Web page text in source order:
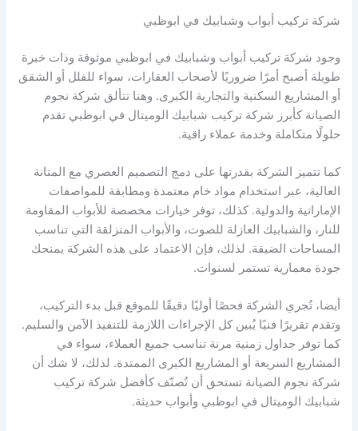
شركة تركيب أبواب وشبابيك في ابوظبي
وجود شركة تركيب أبواب وشبابيك في ابوظبي موثوقة وذات خبرة
طويلة أصبح أمرًا ضروريًا لأصحاب العقارات، سواء للفلل أو الشقق
أو المشاريع السكنية والتجارية الكبرى. وهنا تتألق شركة نجوم
الصيانة كأبرز شركة تركيب شبابيك الوميتال في ابوظبي تقدم
حلولًا متكاملة وخدمة عملاء راقية.
كما تتميز الشركة بقدرتها على دمج التصميم العصري مع المتانة
العالية، عبر استخدام مواد خام معتمدة ومطابقة للمواصفات
الإماراتية والدولية. كذلك، توفر خيارات مخصصة للأبواب المقاومة
للنار، والشبابيك العازلة للصوت، والأبواب المنزلقة التي تناسب
المساحات الضيقة. لذلك، فإن الاعتماد على هذه الشركة يمنحك
جودة معمارية تستمر لسنوات.
أيضا، تُجري الشركة فحصًا أوليًا دقيقًا للموقع قبل بدء التركيب،
وتقدم تقريرًا فنيًا يُبين كل الإجراءات اللازمة للتنفيذ الآمن والسليم.
كما توفر جداول زمنية مرنة تناسب جميع العملاء، سواء في
المشاريع السريعة أو المشاريع الكبرى الممتدة. لذلك، لا شك أن
شركة نجوم الصيانة تستحق أن تُصنّف كأفضل شركة تركيب
شبابيك الوميتال في ابوظبي وأبواب حديثة.